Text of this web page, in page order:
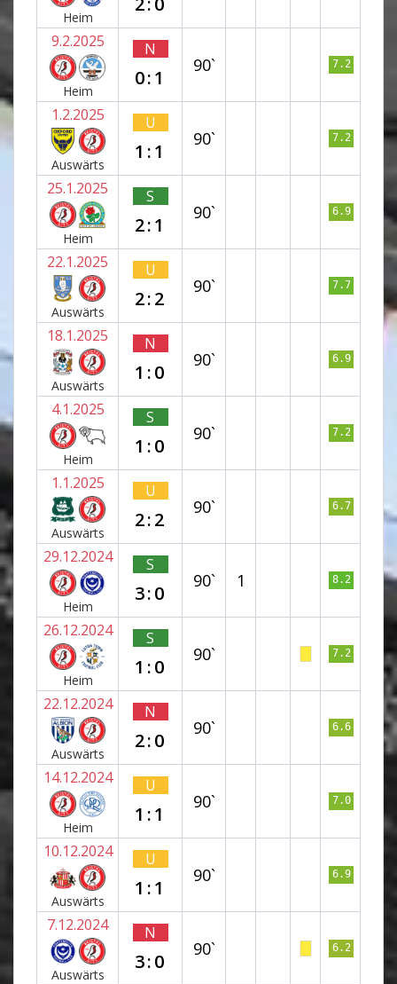
Heim
9.2.2025
Heim
N
0:1
90` 7.2
1.2.2025
Auswärts
U
1:1
90` 7.2
25.1.2025
Heim
S
2:1
90` 6.9
22.1.2025
Auswärts
U
2:2
90` 7.7
18.1.2025
Auswärts
N
1:0
90` 6.9
4.1.2025
Heim
S
1:0
90` 7.2
1.1.2025
Auswärts
U
2:2
90` 6.7
29.12.2024
Heim
S
3:0
90` 1 8.2
26.12.2024
Heim
S
1:0
90` 7.2
22.12.2024
Auswärts
N
2:0
90` 6.6
14.12.2024
Heim
U
1:1
90` 7.0
10.12.2024
Auswärts
U
1:1
90` 6.9
7.12.2024
Auswärts
N
3:0
90` 6.2